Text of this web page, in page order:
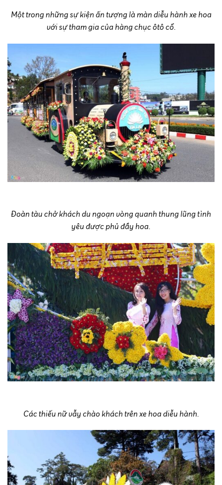
Một trong những sự kiện ấn tượng là màn diễu hành xe hoa
với sự tham gia của hàng chục ôtô cổ.
Đoàn tàu chở khách du ngoạn vòng quanh thung lũng tình
yêu được phủ đầy hoa.
Các thiếu nữ vẫy chào khách trên xe hoa diễu hành.